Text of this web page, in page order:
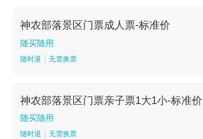
神农部落景区门票成人票-标准价
随买随用
随时退 无需换票
神农部落景区门票亲子票1大1小-标准价
随买随用
随时退 无需换票